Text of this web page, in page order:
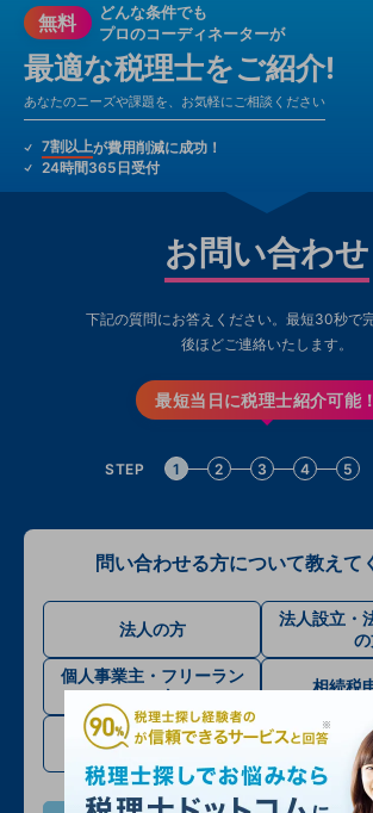
無料
どんな条件でも
プロのコーディネーターが
最適な税理士をご紹介!
あなたのニーズや課題を、お気軽にご相談ください
7割以上が費用削減に成功！
24時間365日受付
お問い合わせ
下記の質問にお答えください。最短30秒で完
後ほどご連絡いたします。
最短当日に税理士紹介可能！
STEP 1 2 3 4 5
問い合わせる方について教えて
法人の方
法人設立・
個人事業主・フリーラン
スの方
相続税
確定申告・その他